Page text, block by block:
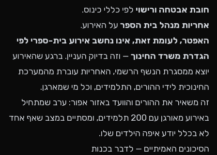
חובת אבטחה ורישוי לפי כללי כינוס.
אחריות מנהל בית הספר על האירוע.
האפטר, לעומת זאת, אינו נחשב אירוע בית-ספרי לפי
הגדרת משרד החינוך — וזה בדיוק העניין. ברגע שהאירוע
יוצא ממסגרת הנשף הרשמי, האחריות עוברת מהמערכת
החינוכית לידי ההורים, התלמידים, וכל מי שמארגן.
זה משאיר את ההורים והוועד באזור אפור: ערב שמתחיל
באירוע מאורגן עם 200 תלמידים, ומסתיים במצב שאף אחד
לא בכלל יודע איפה הילדים שלו.
הסיכונים האמיתיים — לדבר בכנות